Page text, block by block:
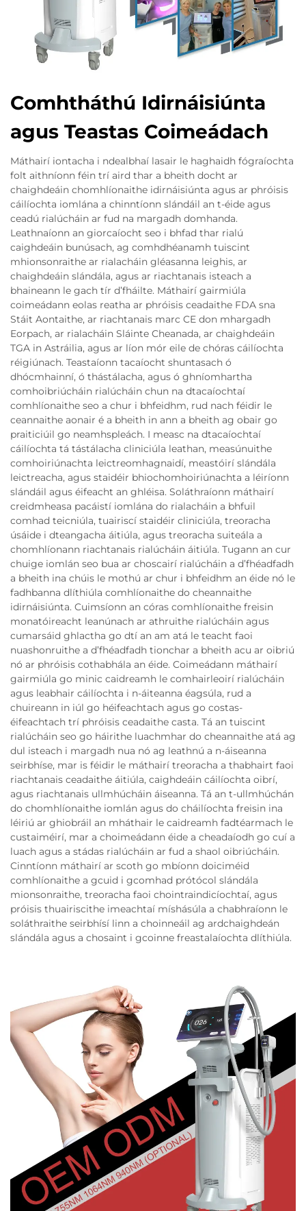
Comhtháthú Idirnáisiúnta
agus Teastas Coimeádach
Máthairí iontacha i ndealbhaí lasair le haghaidh fógraíochta
folt aithníonn féin trí aird thar a bheith docht ar
chaighdeáin chomhlíonaithe idirnáisiúnta agus ar phróisis
cáilíochta iomlána a chinntíonn slándáil an t-éide agus
ceadú rialúcháin ar fud na margadh domhanda.
Leathnaíonn an giorcaíocht seo i bhfad thar rialú
caighdeáin bunúsach, ag comhdhéanamh tuiscint
mhionsonraithe ar rialacháin gléasanna leighis, ar
chaighdeáin slándála, agus ar riachtanais isteach a
bhaineann le gach tír d’fháilte. Máthairí gairmiúla
coimeádann eolas reatha ar phróisis ceadaithe FDA sna
Stáit Aontaithe, ar riachtanais marc CE don mhargadh
Eorpach, ar rialacháin Sláinte Cheanada, ar chaighdeáin
TGA in Astráilia, agus ar líon mór eile de chóras cáilíochta
réigiúnach. Teastaíonn tacaíocht shuntasach ó
dhócmhainní, ó thástálacha, agus ó ghníomhartha
comhoibriúcháin rialúcháin chun na dtacaíochtaí
comhlíonaithe seo a chur i bhfeidhm, rud nach féidir le
ceannaithe aonair é a bheith in ann a bheith ag obair go
praiticiúil go neamhspleách. I measc na dtacaíochtaí
cáilíochta tá tástálacha cliniciúla leathan, measúnuithe
comhoiriúnachta leictreomhagnaidí, meastóirí slándála
leictreacha, agus staidéir bhiochomhoiriúnachta a léiríonn
slándáil agus éifeacht an ghléisa. Soláthraíonn máthairí
creidmheasa pacáistí iomlána do rialacháin a bhfuil
comhad teicniúla, tuairiscí staidéir cliniciúla, treoracha
úsáide i dteangacha áitiúla, agus treoracha suiteála a
chomhlíonann riachtanais rialúcháin áitiúla. Tugann an cur
chuige iomlán seo bua ar choscairí rialúcháin a d’fhéadfadh
a bheith ina chúis le mothú ar chur i bhfeidhm an éide nó le
fadhbanna dlíthiúla comhlíonaithe do cheannaithe
idirnáisiúnta. Cuimsíonn an córas comhlíonaithe freisin
monatóireacht leanúnach ar athruithe rialúcháin agus
cumarsáid ghlactha go dtí an am atá le teacht faoi
nuashonruithe a d’fhéadfadh tionchar a bheith acu ar oibriú
nó ar phróisis cothabhála an éide. Coimeádann máthairí
gairmiúla go minic caidreamh le comhairleoirí rialúcháin
agus leabhair cáilíochta i n-áiteanna éagsúla, rud a
chuireann in iúl go héifeachtach agus go costas-
éifeachtach trí phróisis ceadaithe casta. Tá an tuiscint
rialúcháin seo go háirithe luachmhar do cheannaithe atá ag
dul isteach i margadh nua nó ag leathnú a n-áiseanna
seirbhíse, mar is féidir le máthairí treoracha a thabhairt faoi
riachtanais ceadaithe áitiúla, caighdeáin cáilíochta oibrí,
agus riachtanais ullmhúcháin áiseanna. Tá an t-ullmhúchán
do chomhlíonaithe iomlán agus do cháilíochta freisin ina
léiriú ar ghiobráil an mháthair le caidreamh fadtéarmach le
custaiméirí, mar a choimeádann éide a cheadaíodh go cuí a
luach agus a stádas rialúcháin ar fud a shaol oibriúcháin.
Cinntíonn máthairí ar scoth go mbíonn doiciméid
comhlíonaithe a gcuid i gcomhad prótócol slándála
mionsonraithe, treoracha faoi chointraindicíochtaí, agus
próisis thuairiscithe imeachtaí míshásúla a chabhraíonn le
soláthraithe seirbhísí linn a choinneáil ag ardchaighdeán
slándála agus a chosaint i gcoinne freastalaíochta dlíthiúla.